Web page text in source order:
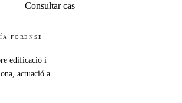
Consultar cas
FORENSE
edificació i
actuació a